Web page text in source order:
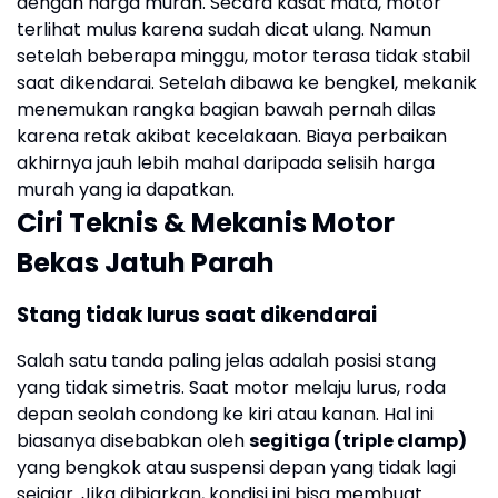
terlihat mulus karena sudah dicat ulang. Namun
setelah beberapa minggu, motor terasa tidak stabil
saat dikendarai. Setelah dibawa ke bengkel, mekanik
menemukan rangka bagian bawah pernah dilas
karena retak akibat kecelakaan. Biaya perbaikan
akhirnya jauh lebih mahal daripada selisih harga
murah yang ia dapatkan.
Ciri Teknis & Mekanis Motor
Bekas Jatuh Parah
Stang tidak lurus saat dikendarai
Salah satu tanda paling jelas adalah posisi stang
yang tidak simetris. Saat motor melaju lurus, roda
depan seolah condong ke kiri atau kanan. Hal ini
biasanya disebabkan olehsegitiga (triple clamp)
yang bengkok atau suspensi depan yang tidak lagi